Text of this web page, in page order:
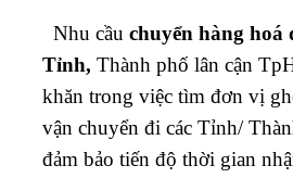
Nhu cầu chuyển hàng hoá
Tỉnh, Thành phố lân cận
khăn trong việc tìm đơn vị
vận chuyển đi các Tỉnh/
đảm bảo tiến độ thời gian